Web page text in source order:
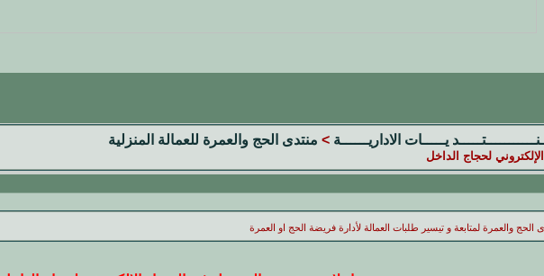
يـــــات الاداريــــــة > منتدى الحج والعمرة للعمالة المنزلية
لحجاج الداخل
الحج والعمرة لمتابعة و تيسير طلبات العمالة لأدارة فريضة الحج او العمرة